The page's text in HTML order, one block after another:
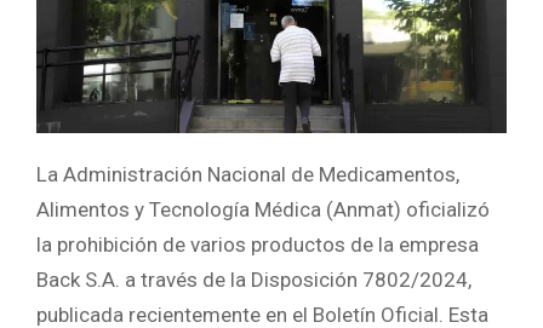
La Administración Nacional de Medicamentos,
Alimentos y Tecnología Médica (Anmat) oficializó
la prohibición de varios productos de la empresa
Back S.A. a través de la Disposición 7802/2024,
publicada recientemente en el Boletín Oficial. Esta